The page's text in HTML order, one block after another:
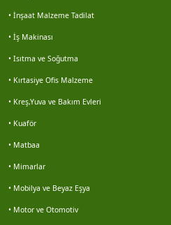
Erdal senel
Hüseyin muş
Enes gezen
• İnşaat Malzeme Tadilat
• İş Makinası
• Isıtma ve Soğutma
• Kırtasiye Ofis Malzeme
• Kreş,Yuva ve Bakım Evleri
• Kuaför
• Matbaa
• Mimarlar
• Mobilya ve Beyaz Eşya
• Motor ve Otomotiv